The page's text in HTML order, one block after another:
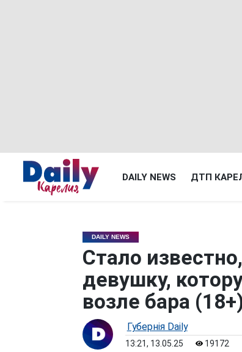
DAILY NEWS ДТП
DAILY NEWS
Стало
девушку,
возле бара
Губернiя Daily
13:21, 13.05.25 19172